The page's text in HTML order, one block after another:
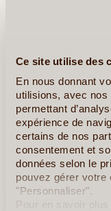
Ce site utilise des
En nous donnant
utilisions, avec
permettant
expérience de
certains de nos
consentement et
données selon le
pouvez gérer votre
"Personnaliser".
Pour en savoir
Lacs)
Aujourd’hui le
que vous
montagneuse.
Après avoir
une
pâturent au bord